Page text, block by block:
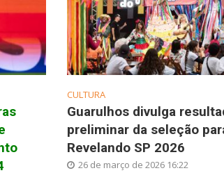
CULTURA
Guarulhos divulga
preliminar da seleção
Revelando SP 2026
26 de março de 2026 16:22